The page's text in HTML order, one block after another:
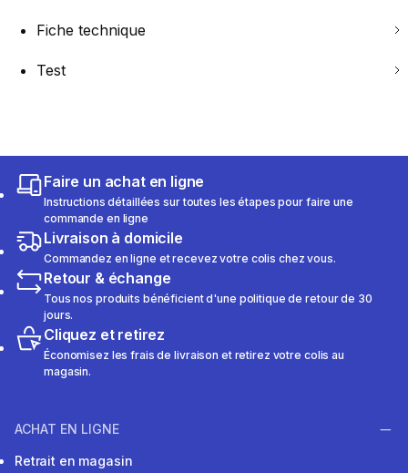
Fiche technique
Test
Faire un achat en ligne
Instructions détaillées sur toutes les étapes pour faire une
commande en ligne
Livraison à domicile
Commandez en ligne et recevez votre colis chez vous.
Retour & échange
Tous nos produits bénéficient d'une politique de retour de 30
jours.
Cliquez et retirez
Économisez les frais de livraison et retirez votre colis au
magasin.
ACHAT EN LIGNE
Retrait en magasin